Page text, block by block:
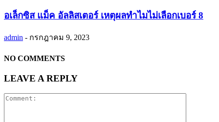
อเล็กซิส แม็ค อัลลิสเตอร์ เหตุผลทำไมไม่เลือกเบอร์ 8
admin - กรกฎาคม 9, 2023
NO COMMENTS
LEAVE A REPLY